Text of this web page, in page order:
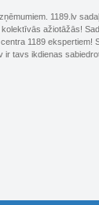
1189.lv
ažiotāžās!
1189 ekspertiem!
tavs ikdienas